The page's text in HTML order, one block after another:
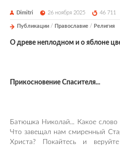
Dimitri 26 ноября 2025 46 711
Публикации / Православие / Религия
О древе неплодном и о яблоне
Прикосновение Спасителя...
Батюшка Николай... Какое слово
Что завещал нам смиренный
Христа? Покайтесь и